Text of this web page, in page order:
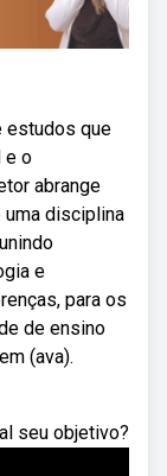
estudos que
e o
abrange
disciplina
e
para os
de ensino
(ava).
seu objetivo?